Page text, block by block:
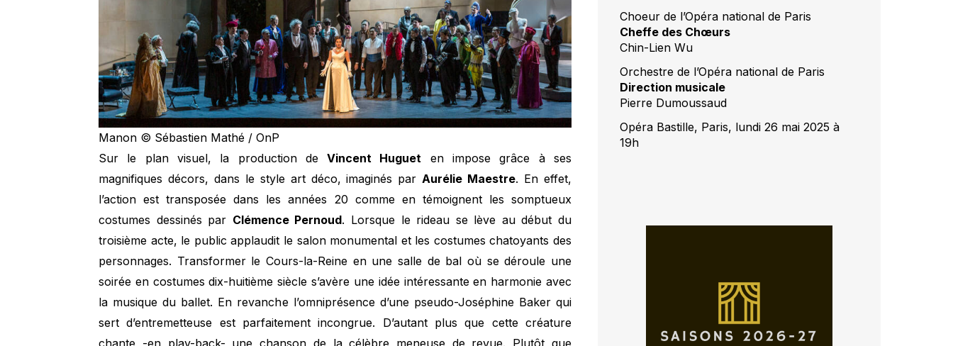
Manon © Sébastien Mathé / OnP
Sur le plan visuel, la production deVincent Huguet en impose grâce à ses
magnifiques décors, dans le style art déco, imaginés par Aurélie Maestre. En effet,
l’action est transposée dans les années 20 comme en témoignent les somptueux
costumes dessinés par Clémence Pernoud. Lorsque le rideau se lève au début du
troisième acte, le public applaudit le salon monumental et les costumes chatoyants des
personnages. Transformer le Cours-la-Reine en une salle de bal où se déroule une
soirée en costumes dix-huitième siècle s’avère une idée intéressante en harmonie avec
la musique du ballet. En revanche l’omniprésence d’une pseudo-Joséphine Baker qui
sert d’entremetteuse est parfaitement incongrue. D’autant plus que cette créature
chante -en play-back- une chanson de la célèbre meneuse de revue. Plutôt que
Choeur de l’Opéra national de Paris
Cheffe des Chœurs
Chin-Lien Wu
Orchestre de l’Opéra national de Paris
Direction musicale
Pierre Dumoussaud
Opéra Bastille, Paris, lundi 26 mai 2025 à
19h